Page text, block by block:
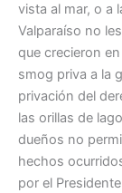
vista al mar, o a
Valparaíso no
que crecieron
smog priva a la
privación del
las orillas de
dueños no
hechos
por el